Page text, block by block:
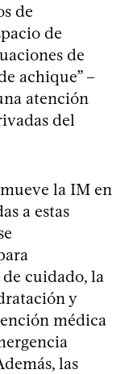
de
de
de
achique” –
atención
del
la IM en
a estas
cuidado, la
y
médica
las